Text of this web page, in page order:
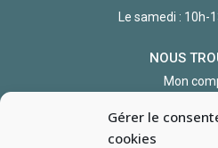
Gérer le
cookies
Le samedi : 10h-
NOUS
Mon